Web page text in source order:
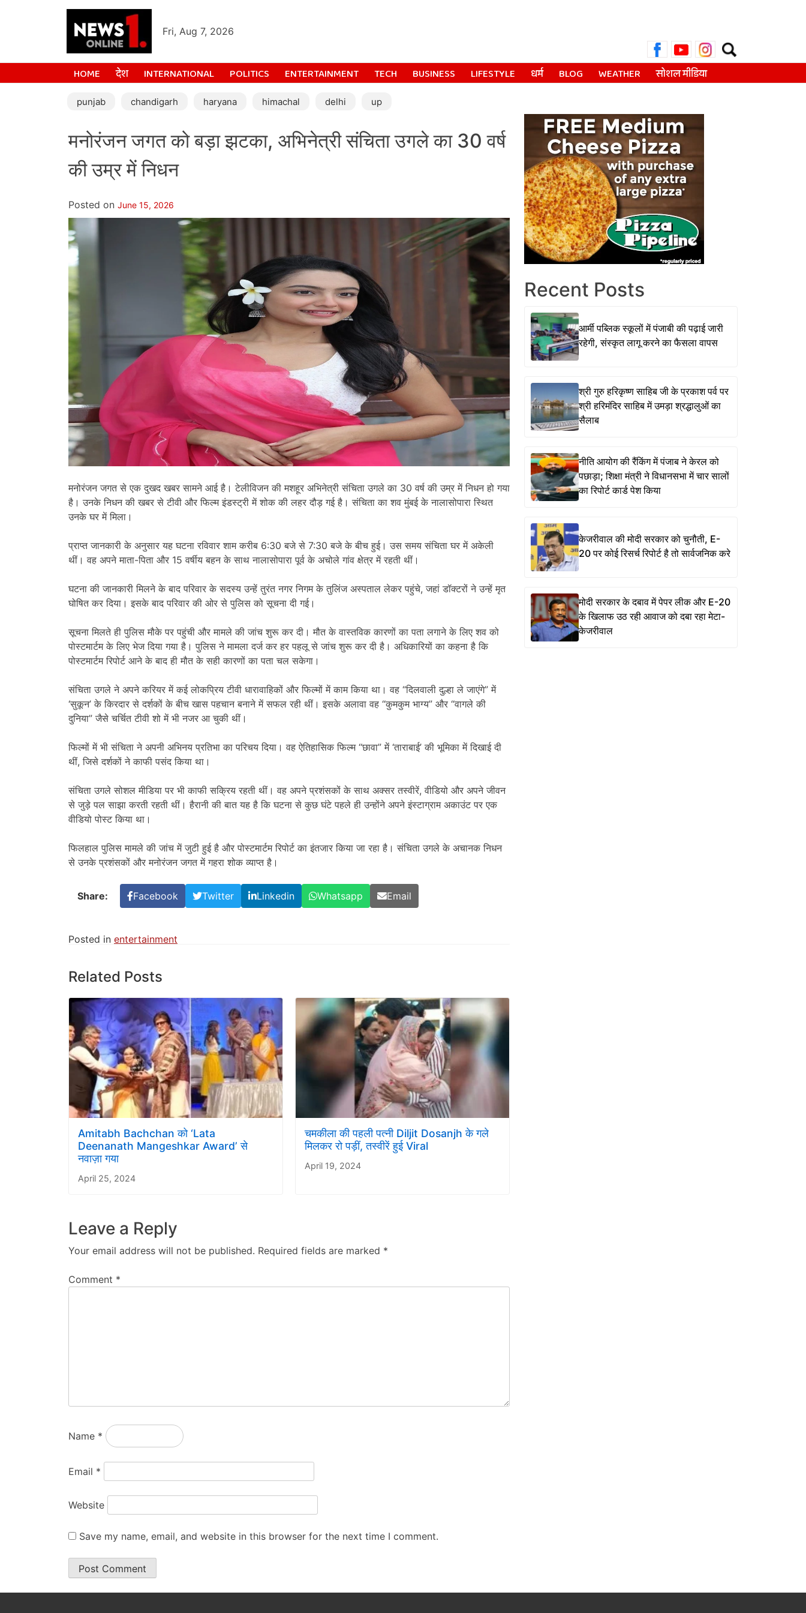
Fri, Aug 7, 2026
Search
for:
HOME देश INTERNATIONAL POLITICS ENTERTAINMENT TECH BUSINESS LIFESTYLE धर्म BLOG WEATHER सोशल मीडिया
punjab chandigarh haryana himachal delhi up
मनोरंजन जगत को बड़ा झटका, अभिनेत्री संचिता उगले का 30 वर्ष
की उम्र में निधन
Posted on June 15, 2026
मनोरंजन जगत से एक दुखद खबर सामने आई है। टेलीविजन की मशहूर अभिनेत्री संचिता उगले का 30 वर्ष की उम्र में निधन हो गया
है। उनके निधन की खबर से टीवी और फिल्म इंडस्ट्री में शोक की लहर दौड़ गई है। संचिता का शव मुंबई के नालासोपारा स्थित
उनके घर में मिला।
प्राप्त जानकारी के अनुसार यह घटना रविवार शाम करीब 6:30 बजे से 7:30 बजे के बीच हुई। उस समय संचिता घर में अकेली
थीं। वह अपने माता-पिता और 15 वर्षीय बहन के साथ नालासोपारा पूर्व के अचोले गांव क्षेत्र में रहती थीं।
घटना की जानकारी मिलने के बाद परिवार के सदस्य उन्हें तुरंत नगर निगम के तुलिंज अस्पताल लेकर पहुंचे, जहां डॉक्टरों ने उन्हें मृत
घोषित कर दिया। इसके बाद परिवार की ओर से पुलिस को सूचना दी गई।
सूचना मिलते ही पुलिस मौके पर पहुंची और मामले की जांच शुरू कर दी। मौत के वास्तविक कारणों का पता लगाने के लिए शव को
पोस्टमार्टम के लिए भेज दिया गया है। पुलिस ने मामला दर्ज कर हर पहलू से जांच शुरू कर दी है। अधिकारियों का कहना है कि
पोस्टमार्टम रिपोर्ट आने के बाद ही मौत के सही कारणों का पता चल सकेगा।
संचिता उगले ने अपने करियर में कई लोकप्रिय टीवी धारावाहिकों और फिल्मों में काम किया था। वह “दिलवाली दुल्हा ले जाएंगे” में
‘सुकून’ के किरदार से दर्शकों के बीच खास पहचान बनाने में सफल रही थीं। इसके अलावा वह “कुमकुम भाग्य” और “वागले की
दुनिया” जैसे चर्चित टीवी शो में भी नजर आ चुकी थीं।
फिल्मों में भी संचिता ने अपनी अभिनय प्रतिभा का परिचय दिया। वह ऐतिहासिक फिल्म “छावा” में ‘ताराबाई’ की भूमिका में दिखाई दी
थीं, जिसे दर्शकों ने काफी पसंद किया था।
संचिता उगले सोशल मीडिया पर भी काफी सक्रिय रहती थीं। वह अपने प्रशंसकों के साथ अक्सर तस्वीरें, वीडियो और अपने जीवन
से जुड़े पल साझा करती रहती थीं। हैरानी की बात यह है कि घटना से कुछ घंटे पहले ही उन्होंने अपने इंस्टाग्राम अकाउंट पर एक
वीडियो पोस्ट किया था।
फिलहाल पुलिस मामले की जांच में जुटी हुई है और पोस्टमार्टम रिपोर्ट का इंतजार किया जा रहा है। संचिता उगले के अचानक निधन
से उनके प्रशंसकों और मनोरंजन जगत में गहरा शोक व्याप्त है।
Share: Facebook Twitter Linkedin Whatsapp Email
Posted in entertainment
Related Posts
Amitabh Bachchan को ‘Lata
Deenanath Mangeshkar Award’ से
नवाज़ा गया
April 25, 2024
चमकीला की पहली पत्नी Diljit Dosanjh के गले
मिलकर रो पड़ीं, तस्वीरें हुई Viral
April 19, 2024
Leave a Reply
Your email address will not be published. Required fields are marked *
Comment *
Name *
Email *
Website
Save my name, email, and website in this browser for the next time I comment.
Recent Posts
आर्मी पब्लिक स्कूलों में पंजाबी की पढ़ाई जारी
रहेगी, संस्कृत लागू करने का फैसला वापस
श्री गुरु हरिकृष्ण साहिब जी के प्रकाश पर्व पर
श्री हरिमंदिर साहिब में उमड़ा श्रद्धालुओं का
सैलाब
नीति आयोग की रैंकिंग में पंजाब ने केरल को
पछाड़ा; शिक्षा मंत्री ने विधानसभा में चार सालों
का रिपोर्ट कार्ड पेश किया
केजरीवाल की मोदी सरकार को चुनौती, E-
20 पर कोई रिसर्च रिपोर्ट है तो सार्वजनिक करे
मोदी सरकार के दबाव में पेपर लीक और E-20
के खिलाफ उठ रही आवाज को दबा रहा मेटा-
केजरीवाल